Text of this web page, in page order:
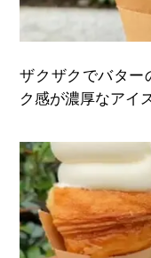
ザクザクでバター
ク感が濃厚なアイ